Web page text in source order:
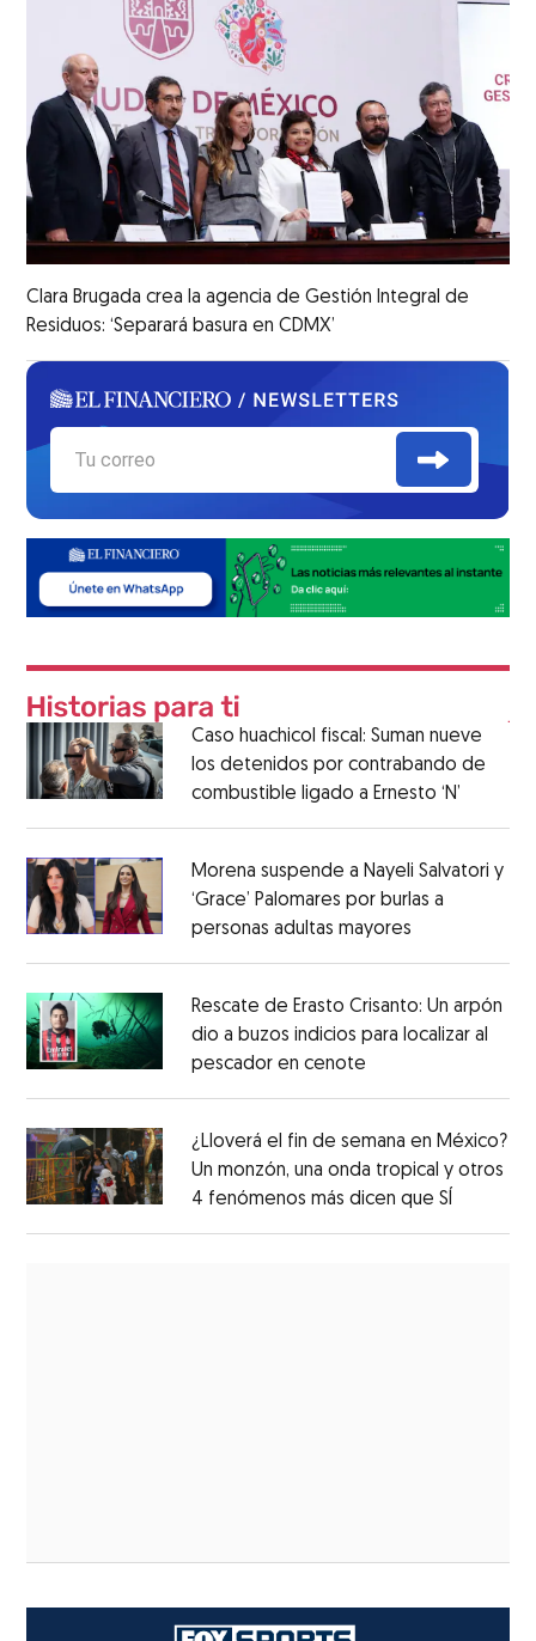
Clara Brugada crea la agencia de Gestión Integral de
Residuos: ‘Separará basura en CDMX’
Caso huachicol fiscal: Suman nueve
los detenidos por contrabando de
combustible ligado a Ernesto ‘N’
Morena suspende a Nayeli Salvatori y
‘Grace’ Palomares por burlas a
personas adultas mayores
Rescate de Erasto Crisanto: Un arpón
dio a buzos indicios para localizar al
pescador en cenote
¿Lloverá el fin de semana en México?
Un monzón, una onda tropical y otros
4 fenómenos más dicen que SÍ